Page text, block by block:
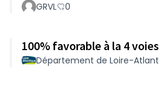
GRVL 0
100% favorable à la 4 voies
Département de Loire-